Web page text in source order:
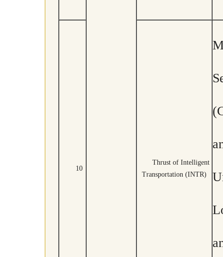
10
Thrust of Intelligent
Transportation (INTR)